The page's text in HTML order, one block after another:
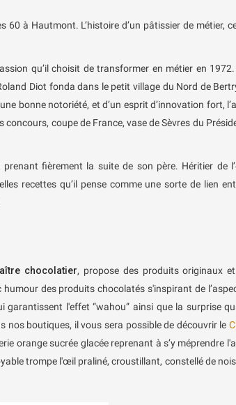
60 à Hautmont. L’histoire d’un pâtissier de métier,
qu’il choisit de transformer en métier en 1972.
Diot fonda dans le petit village du Nord de
bonne notoriété, et d’un esprit d’innovation fort,
concours, coupe de France, vase de Sèvres du
fièrement la suite de son père. Héritier de
recettes qu’il pense comme une sorte de lien
chocolatier, propose des produits originaux
des produits chocolatés s'inspirant de
garantissent l'effet “wahou” ainsi que la surprise
nos boutiques, il vous sera possible de découvrir le
orange sucrée glacée reprenant à s’y méprendre
trompe l'œil praliné, croustillant, constellé de